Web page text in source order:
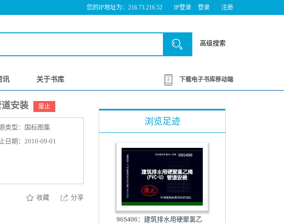
您的IP地址为：216.73.216.52 IP登录 登录 注册
高级搜索
讯 关于书库 下载电子书库移动端
安装 废止
类型：国标图集
日期：2010-09-01
收藏 分享
浏览足迹
96S406：建筑排水用硬聚氯乙